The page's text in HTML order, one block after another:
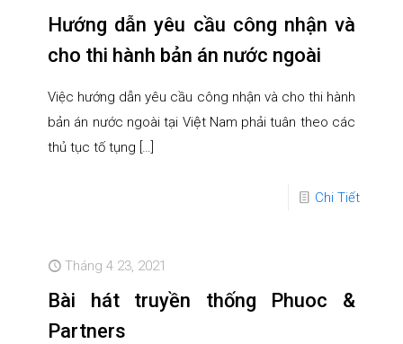
Hướng dẫn yêu cầu công nhận và
cho thi hành bản án nước ngoài
Việc hướng dẫn yêu cầu công nhận và cho thi hành
bản án nước ngoài tại Việt Nam phải tuân theo các
thủ tục tố tụng […]
Chi Tiết
Tháng 4 23, 2021
Bài hát truyền thống Phuoc &
Partners